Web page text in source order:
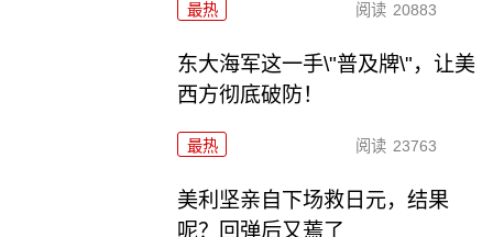
最热 阅读 20883
东大海军这一手\"普及牌\"，让美
西方彻底破防！
最热 阅读 23763
美利坚亲自下场救日元，结果
呢？回弹后又蔫了